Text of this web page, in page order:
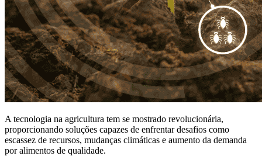
A tecnologia na agricultura tem se mostrado revolucionária,
proporcionando soluções capazes de enfrentar desafios como
escassez de recursos, mudanças climáticas e aumento da demanda
por alimentos de qualidade.